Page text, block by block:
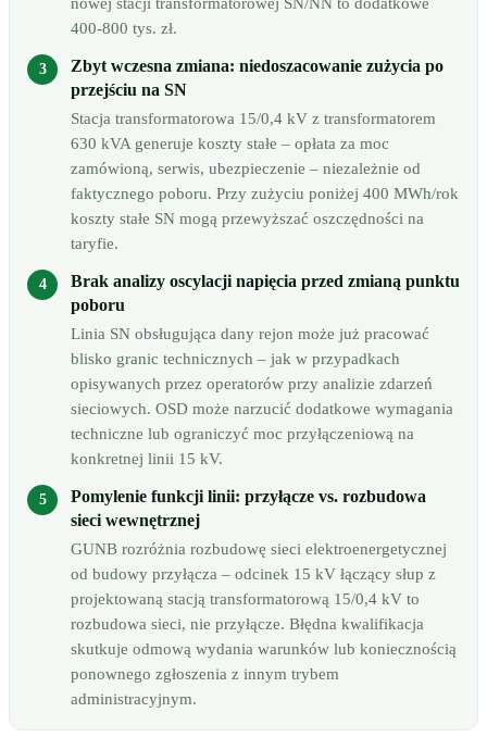
400-800 tys. zł.
Zbyt wczesna zmiana: niedoszacowanie zużycia po
przejściu na SN
Stacja transformatorowa 15/0,4 kV z transformatorem
630 kVA generuje koszty stałe – opłata za moc
zamówioną, serwis, ubezpieczenie – niezależnie od
faktycznego poboru. Przy zużyciu poniżej 400 MWh/rok
koszty stałe SN mogą przewyższać oszczędności na
taryfie.
Brak analizy oscylacji napięcia przed zmianą punktu
poboru
Linia SN obsługująca dany rejon może już pracować
blisko granic technicznych – jak w przypadkach
opisywanych przez operatorów przy analizie zdarzeń
sieciowych. OSD może narzucić dodatkowe wymagania
techniczne lub ograniczyć moc przyłączeniową na
konkretnej linii 15 kV.
Pomylenie funkcji linii: przyłącze vs. rozbudowa
sieci wewnętrznej
GUNB rozróżnia rozbudowę sieci elektroenergetycznej
od budowy przyłącza – odcinek 15 kV łączący słup z
projektowaną stacją transformatorową 15/0,4 kV to
rozbudowa sieci, nie przyłącze. Błędna kwalifikacja
skutkuje odmową wydania warunków lub koniecznością
ponownego zgłoszenia z innym trybem
administracyjnym.